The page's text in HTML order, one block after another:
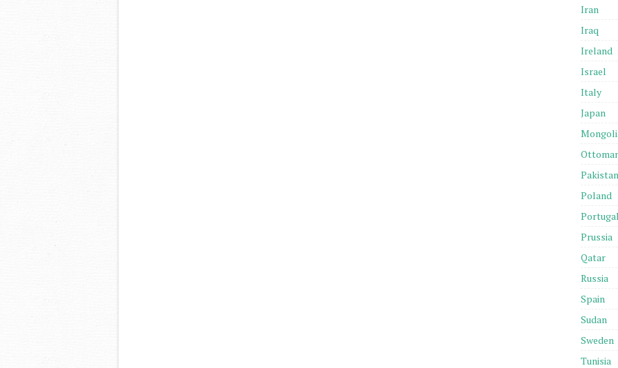
Iran
Iraq
Ireland
Israel
Italy
Japan
Pakistan
Poland
Prussia
Qatar
Russia
Spain
Sudan
Sweden
Tunisia